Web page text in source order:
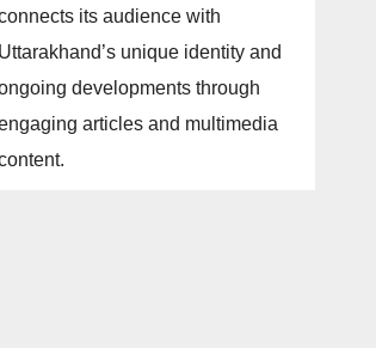
its audience with
Uttarakhand’s unique identity and
developments through
articles and multimedia